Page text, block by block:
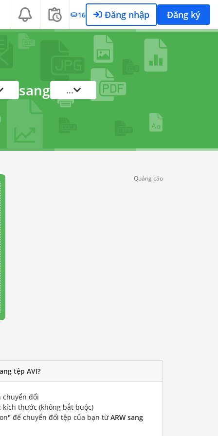
16 Đăng nhập Đăng ký
sang ...
Quảng cáo
tệp AVI?
đổi
thước (không bắt buộc)
để chuyển đổi tệp của bạn từARW sang